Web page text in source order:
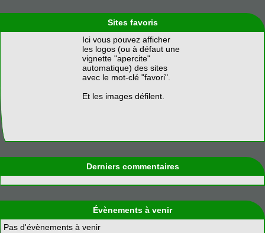
Sites favoris
Ici vous pouvez afficher
les logos (ou à défaut une
vignette "apercite"
automatique) des sites
avec le mot-clé "favori".
Et les images défilent.
Derniers commentaires
Évènements à venir
Pas d'évènements à venir